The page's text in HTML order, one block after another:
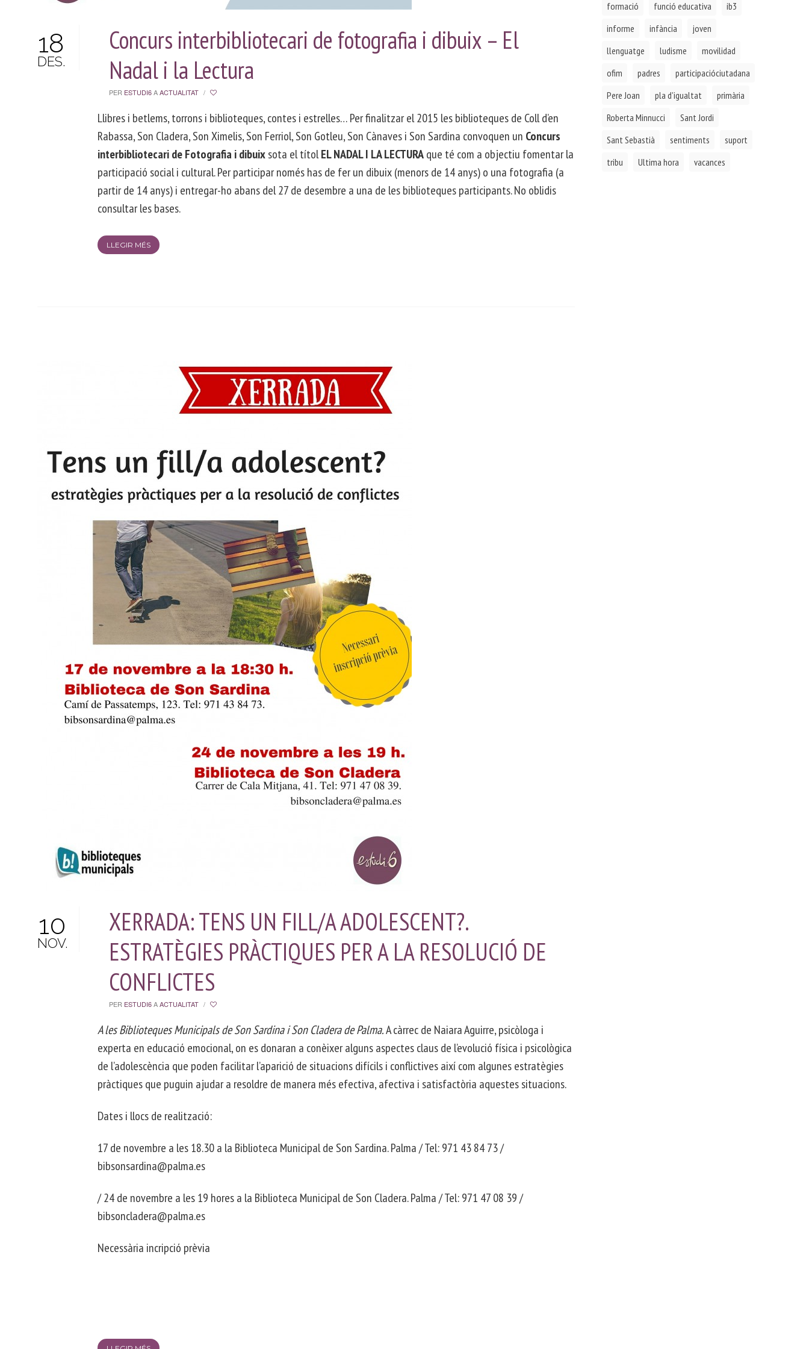
18
DES.
Concurs interbibliotecari de fotografia i dibuix – El
Nadal i la Lectura
PER ESTUDI6AACTUALITAT /
Llibres i betlems, torrons i biblioteques, contes i estrelles… Per finalitzar el 2015 les biblioteques de Coll d’en
Rabassa, Son Cladera, Son Ximelis, Son Ferriol, Son Gotleu, Son Cànaves i Son Sardina convoquen un Concurs
interbibliotecari de Fotografia i dibuixsota el títolEL NADAL I LA LECTURAque té com a objectiu fomentar la
participació social i cultural. Per participar només has de fer un dibuix (menors de 14 anys) o una fotografia (a
partir de 14 anys) i entregar-ho abans del 27 de desembre a una de les biblioteques participants. No oblidis
consultar les bases.
LLEGIR MÉS
10
NOV.
XERRADA: TENS UN FILL/A ADOLESCENT?.
ESTRATÈGIES PRÀCTIQUES PER A LA RESOLUCIÓ DE
CONFLICTES
PER ESTUDI6AACTUALITAT /
A les Biblioteques Municipals de Son Sardina i Son Cladera de Palma.A càrrec de Naiara Aguirre, psicòloga i
experta en educació emocional, on es donaran a conèixer alguns aspectes claus de l’evolució física i psicològica
de l’adolescència que poden facilitar l’aparició de situacions difícils i conflictives així com algunes estratègies
pràctiques que puguin ajudar a resoldre de manera més efectiva, afectiva i satisfactòria aquestes situacions.
Dates i llocs de realització:
17 de novembre a les 18.30 a la Biblioteca Municipal de Son Sardina. Palma / Tel: 971 43 84 73 /
bibsonsardina@palma.es
/ 24 de novembre a les 19 hores a la Biblioteca Municipal de Son Cladera. Palma / Tel: 971 47 08 39 /
bibsoncladera@palma.es
Necessària incripció prèvia
formació
funció educativa
ib3
informe
infància
joven
llenguatge
ludisme
movilidad
ofim
padres
participacióciutadana
Pere Joan
pla d'igualtat
primària
Roberta Minnucci
Sant Jordi
Sant Sebastià
sentiments
suport
tribu
Ultima hora vacances